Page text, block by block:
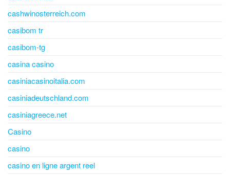
cashwinosterreich.com
casibom tr
casibom-tg
casina casino
casiniacasinoitalia.com
casiniadeutschland.com
casiniagreece.net
Casino
casino
casino en ligne argent reel